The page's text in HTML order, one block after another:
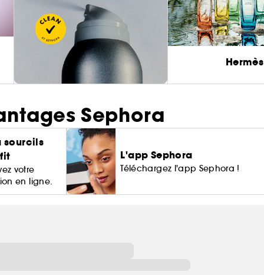
Hermès
Sephora
sourcils
votre
en ligne.
L'app Sephora
Téléchargez l'app Sephora !